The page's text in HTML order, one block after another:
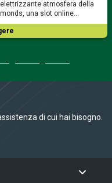
atmosfera della
una slot online…
di cui hai bisogno.